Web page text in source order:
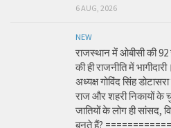
6 AUG, 2026
NEW
राजस्थान में ओबीसी की 92
की ही राजनीति में
अध्यक्ष गोविंद सिंह
राज और शहरी निकायों के
जातियों के लोग ही सांसद,
बनते हैं?